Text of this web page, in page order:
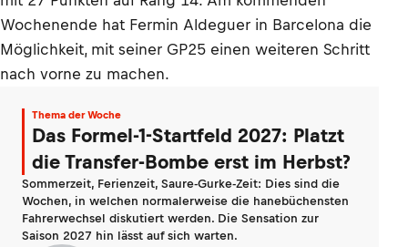
Wochenende hat Fermin Aldeguer in Barcelona die
Möglichkeit, mit seiner GP25 einen weiteren Schritt
nach vorne zu machen.
Thema der Woche
Das Formel-1-Startfeld 2027: Platzt
die Transfer-Bombe erst im Herbst?
Sommerzeit, Ferienzeit, Saure-Gurke-Zeit: Dies sind die
Wochen, in welchen normalerweise die hanebüchensten
Fahrerwechsel diskutiert werden. Die Sensation zur
Saison 2027 hin lässt auf sich warten.